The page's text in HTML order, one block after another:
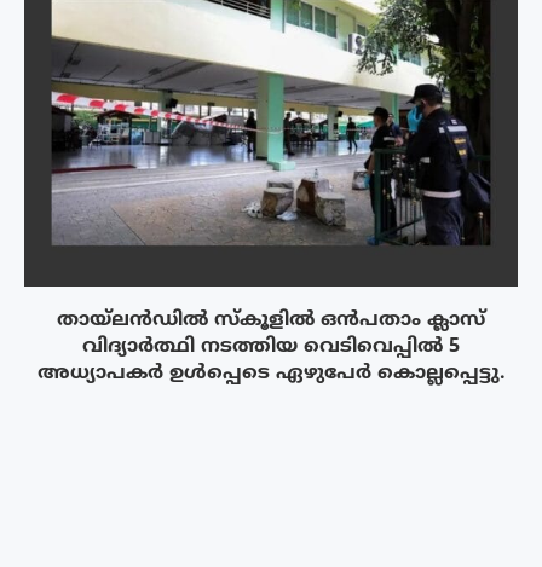
തായ്‌ലൻഡിൽ സ്കൂളിൽ ഒൻപതാം ക്ലാസ്
വിദ്യാർത്ഥി നടത്തിയ വെടിവെപ്പിൽ 5
അധ്യാപകർ ഉൾപ്പെടെ ഏഴുപേർ കൊല്ലപ്പെട്ടു.